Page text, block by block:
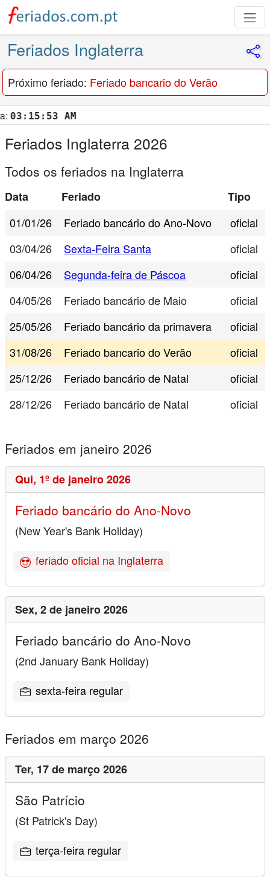
Feriados Inglaterra
Próximo feriado: Feriado bancario do Verão
AM
Feriados Inglaterra 2026
Todos os feriados na Inglaterra
Data Feriado
Tipo
01/01/26
Feriado bancário do Ano-Novo
oficial
03/04/26
Sexta-Feira Santa
oficial
06/04/26
Segunda-feira de Páscoa
oficial
04/05/26
Feriado bancário de Maio
oficial
25/05/26
Feriado bancário da primavera
oficial
31/08/26
Feriado bancario do Verão
oficial
25/12/26
Feriado bancário de Natal
oficial
28/12/26
Feriado bancário de Natal oficial
Feriados em janeiro 2026
Qui, 1º de janeiro 2026
Feriado bancário do Ano-Novo
(New Year's Bank Holiday)
feriado oficial na Inglaterra
Sex, 2 de janeiro 2026
Feriado bancário do Ano-Novo
(2nd January Bank Holiday)
sexta-feira regular
Feriados em março 2026
Ter, 17 de março 2026
São Patrício
(St Patrick's Day)
terça-feira regular